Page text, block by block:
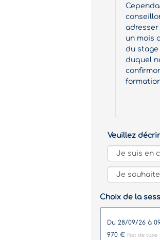
un mois
du
duquel
Veuillez
Choix de la
du 28/09/26 à
970 € Net de taxe